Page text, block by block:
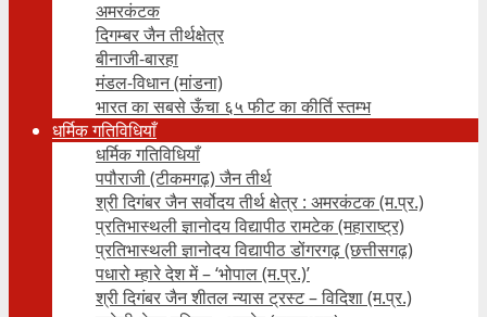
अमरकंटक
दिगम्बर जैन तीर्थक्षेत्र
बीनाजी-बारहा
मंडल-विधान (मांडना)
भारत का सबसे ऊँचा ६५ फीट का कीर्ति स्तम्भ
धर्मिक गतिविधियाँ
धर्मिक गतिविधियाँ
पपौराजी (टीकमगढ़) जैन तीर्थ
श्री दिगंबर जैन सर्वोदय तीर्थ क्षेत्र : अमरकंटक (म.प्र.)
प्रतिभास्थली ज्ञानोदय विद्यापीठ रामटेक (महाराष्ट्र)
प्रतिभास्थली ज्ञानोदय विद्यापीठ डोंगरगढ़ (छत्तीसगढ़)
पधारो म्हारे देश में – ‘भोपाल (म.प्र.)’
श्री दिगंबर जैन शीतल न्यास ट्रस्ट – विदिशा (म.प्र.)